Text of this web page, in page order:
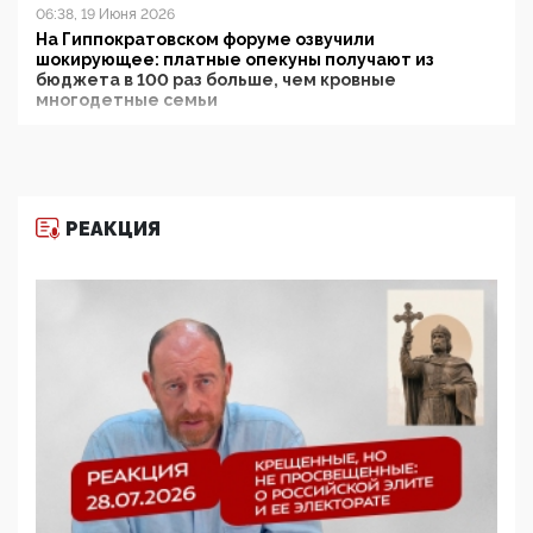
06:38, 19 Июня 2026
На Гиппократовском форуме озвучили
шокирующее: платные опекуны получают из
бюджета в 100 раз больше, чем кровные
многодетные семьи
11:53, 09 Июня 2026
деятельность ИИТО ЮНЕСКО в России, но
цифроглобалисты продолжают определять
повестку в образовании
09:43, 01 Июня 2026
5G за счет здоровья граждан: Минцифры намерено
отобрать у регионов и муниципалитетов право
защищать жилые дома и социальные объекты от
05:58, 26 Мая 2026
Роскомнадзор освободили от борца с
РЕАКЦИЯ